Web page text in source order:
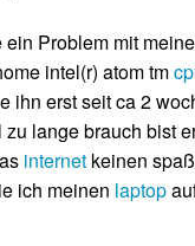
Problem mit
intel(r) atom tm
ihn erst seit ca 2
lange brauch bist
internet keinen
ich meinen laptop